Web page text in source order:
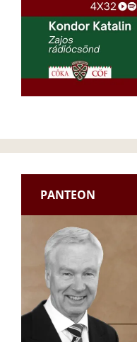
PANTEON